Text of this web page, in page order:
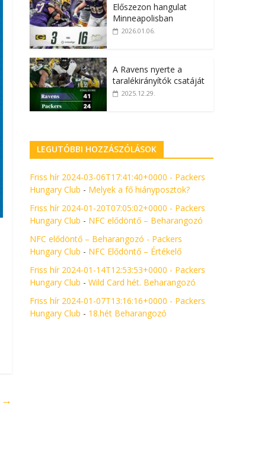
→
Előszezon hangulat
Minneapolisban
2026.01.06.
A Ravens nyerte a
taralékirányítók csatáját
2025.12.29.
LEGUTÓBBI HOZZÁSZÓLÁSOK
Friss hír 2024-03-06T17:41:40+0000 - Packers
Hungary Club - Melyek a fő hiányposztok?
Friss hír 2024-01-20T07:05:02+0000 - Packers
Hungary Club - NFC elődöntő – Beharangozó
NFC elődöntő – Beharangozó - Packers
Hungary Club - NFC Elődöntő – Értékelő
Friss hír 2024-01-14T12:53:53+0000 - Packers
Hungary Club - Wild Card hét. Beharangozó
Friss hír 2024-01-07T13:16:16+0000 - Packers
Hungary Club - 18.hét Beharangozó